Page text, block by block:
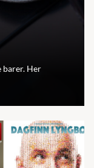
barer. Her